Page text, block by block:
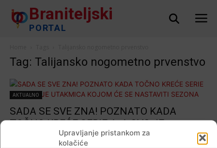
Upravljanje pristankom za
kolačiće
Braniteljski
PORTAL
Tag: Talijansko nogometno prvenstvo
AKTUALNO
SADA SE SVE ZNA! POZNATO KADA
TOČNO KREĆE SERIE A, A OVO JE
UTAKMICA KOJOM ĆE SE NASTAVITI